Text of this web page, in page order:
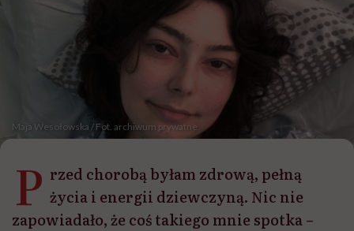
Maja Wesołowska / Fot. archiwum prywatne
P rzed chorobą byłam zdrową, pełną
życia i energii dziewczyną. Nic nie
zapowiadało, że coś takiego mnie spotka –